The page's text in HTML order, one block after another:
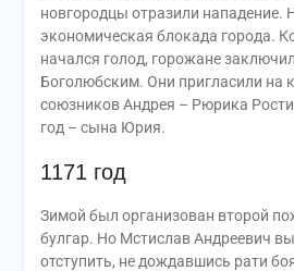
новгородцы отразили нападение.
экономическая блокада города.
начался голод, горожане
Боголюбским. Они пригласили на
союзников Андрея – Рюрика
год – сына Юрия.
1171 год
Зимой был организован второй
булгар. Но Мстислав Андреевич
отступить, не дождавшись рати